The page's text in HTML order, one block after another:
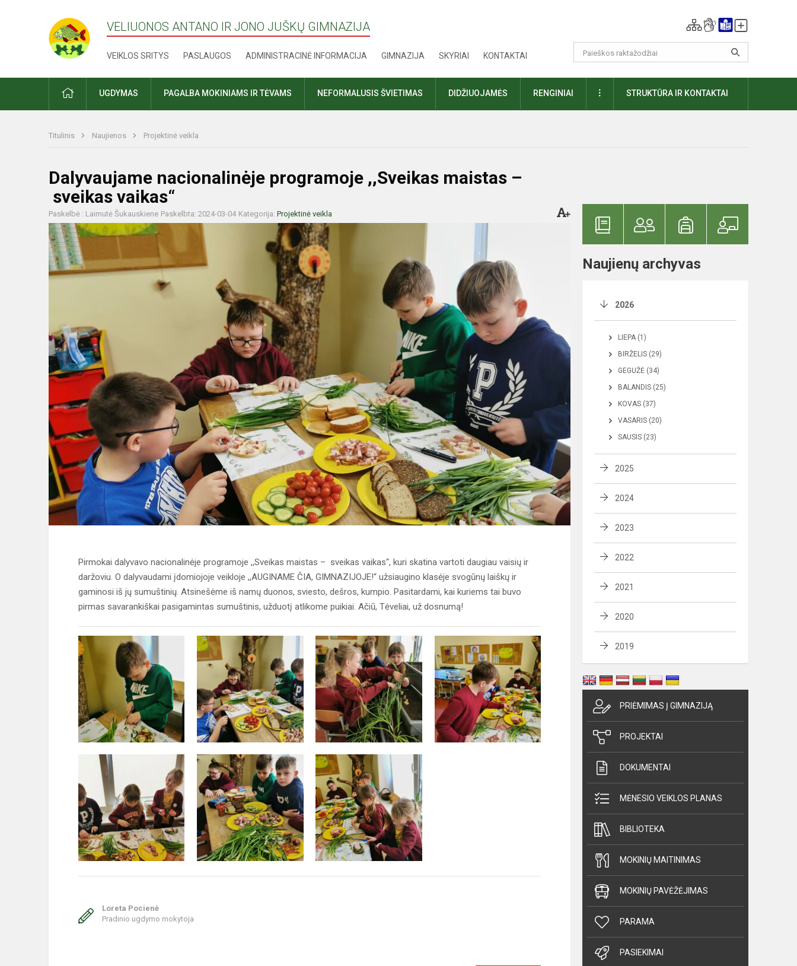
VELIUONOS ANTANO IR JONO JUŠKŲ GIMNAZIJA
VEIKLOS SRITYS PASLAUGOS ADMINISTRACINĖ INFORMACIJA GIMNAZIJA SKYRIAI KONTAKTAI
PRADŽIAUGDYMAS PAGALBA MOKINIAMS IR TĖVAMS NEFORMALUSIS ŠVIETIMAS DIDŽIUOJAMĖS RENGINIAI DAUGIAUSTRUKTŪRA IR KONTAKTAI
Titulinis Naujienos Projektinė veikla
Dalyvaujame nacionalinėje programoje ,,Sveikas maistas –
sveikas vaikas“
Paskelbė : Laimutė Šukauskiene Paskelbta: 2024-03-04 Kategorija: Projektinė veikla
Pirmokai dalyvavo nacionalinėje programoje ,,Sveikas maistas – sveikas vaikas“, kuri skatina vartoti daugiau vaisių ir
daržoviu. O dalyvaudami įdomiojoje veikloje ,,AUGINAME ČIA, GIMNAZIJOJE!“ užsiaugino klasėje svogūnų laiškų ir
gaminosi iš jų sumuštinių. Atsinešėme iš namų duonos, sviesto, dešros, kumpio. Pasitardami, kai kuriems tai buvo
pirmas savarankiškai pasigamintas sumuštinis, užduotį atlikome puikiai. Ačiū, Tėveliai, už dosnumą!
Loreta Pocienė
Pradinio ugdymo mokytoja
Naujienų archyvas
2026
LIEPA (1)
BIRŽELIS (29)
GEGUŽĖ (34)
BALANDIS (25)
KOVAS (37)
VASARIS (20)
SAUSIS (23)
2025
2024
2023
2022
2021
2020
2019
PRIĖMIMAS Į GIMNAZIJĄ
PROJEKTAI
DOKUMENTAI
MĖNESIO VEIKLOS PLANAS
BIBLIOTEKA
MOKINIŲ MAITINIMAS
MOKINIŲ PAVĖŽĖJIMAS
PARAMA
PASIEKIMAI